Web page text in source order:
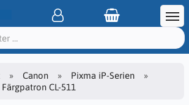
Canon
Pixma iP-Serien
Färgpatron CL-511